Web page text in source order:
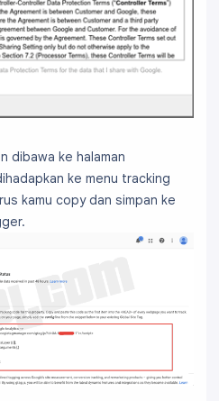
dibawa ke halaman
ke menu tracking
kamu copy dan simpan ke